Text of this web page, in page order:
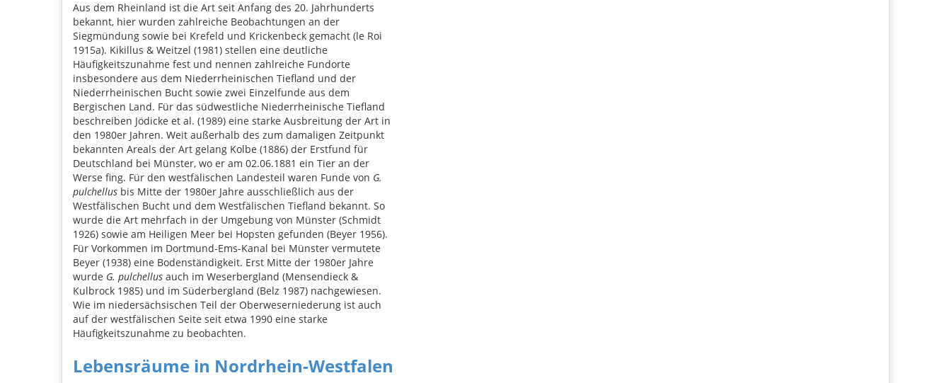
Aus dem Rheinland ist die Art seit Anfang des 20. Jahrhunderts
bekannt, hier wurden zahlreiche Beobachtungen an der
Siegmündung sowie bei Krefeld und Krickenbeck gemacht (le Roi
1915a). Kikillus & Weitzel (1981) stellen eine deutliche
Häufigkeitszunahme fest und nennen zahlreiche Fundorte
insbesondere aus dem Niederrheinischen Tiefland und der
Niederrheinischen Bucht sowie zwei Einzelfunde aus dem
Bergischen Land. Für das südwestliche Niederrheinische Tiefland
beschreiben Jödicke et al. (1989) eine starke Ausbreitung der Art in
den 1980er Jahren. Weit außerhalb des zum damaligen Zeitpunkt
bekannten Areals der Art gelang Kolbe (1886) der Erstfund für
Deutschland bei Münster, wo er am 02.06.1881 ein Tier an der
Werse fing. Für den westfälischen Landesteil waren Funde von G.
pulchellus bis Mitte der 1980er Jahre ausschließlich aus der
Westfälischen Bucht und dem Westfälischen Tiefland bekannt. So
wurde die Art mehrfach in der Umgebung von Münster (Schmidt
1926) sowie am Heiligen Meer bei Hopsten gefunden (Beyer 1956).
Für Vorkommen im Dortmund-Ems-Kanal bei Münster vermutete
Beyer (1938) eine Bodenständigkeit. Erst Mitte der 1980er Jahre
wurde G. pulchellus auch im Weserbergland (Mensendieck &
Kulbrock 1985) und im Süderbergland (Belz 1987) nachgewiesen.
Wie im niedersächsischen Teil der Oberweserniederung ist auch
auf der westfälischen Seite seit etwa 1990 eine starke
Häufigkeitszunahme zu beobachten.
Lebensräume in Nordrhein-Westfalen